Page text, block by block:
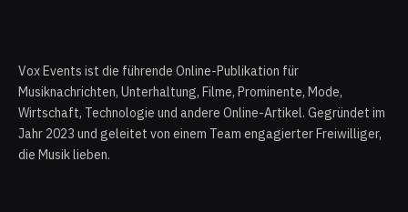
Vox Events ist die führende Online-Publikation für
Musiknachrichten, Unterhaltung, Filme, Prominente, Mode,
Wirtschaft, Technologie und andere Online-Artikel. Gegründet im
Jahr 2023 und geleitet von einem Team engagierter Freiwilliger,
die Musik lieben.